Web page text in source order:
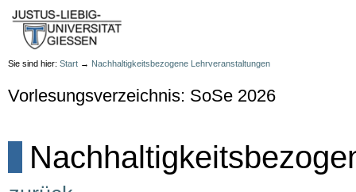
Sie sind hier: Start → Nachhaltigkeitsbezogene Lehrveranstaltungen
Vorlesungsverzeichnis: SoSe 2026